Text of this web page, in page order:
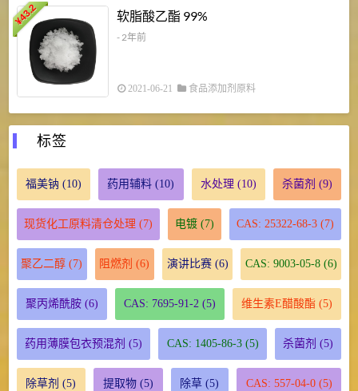
¥
43.2 软脂酸乙酯 99%
- 2年前
2021-06-21 食品添加剂原料
标签
福美钠 (10) 药用辅料 (10) 水处理 (10) 杀菌剂 (9)
现货化工原料清仓处理 (7) 电镀 (7) CAS: 25322-68-3 (7)
聚乙二醇 (7) 阻燃剂 (6) 演讲比赛(6) CAS: 9003-05-8(6)
聚丙烯酰胺(6) CAS: 7695-91-2 (5) 维生素E醋酸酯 (5)
药用薄膜包衣预混剂 (5) CAS: 1405-86-3(5) 杀菌剂 (5)
除草剂 (5) 提取物(5) 除草 (5) CAS: 557-04-0(5)